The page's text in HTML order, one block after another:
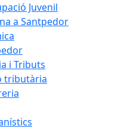
Juvenil
a Santpedor
i Tributs
tributària